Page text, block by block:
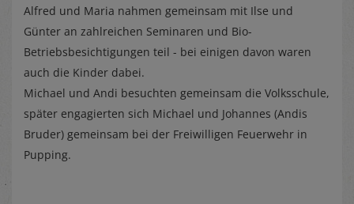
Alfred und Maria nahmen gemeinsam mit Ilse und
Günter an zahlreichen Seminaren und Bio-
Betriebsbesichtigungen teil - bei einigen davon waren
auch die Kinder dabei.
Michael und Andi besuchten gemeinsam die Volksschule,
später engagierten sich Michael und Johannes (Andis
Bruder) gemeinsam bei der Freiwilligen Feuerwehr in
Pupping.